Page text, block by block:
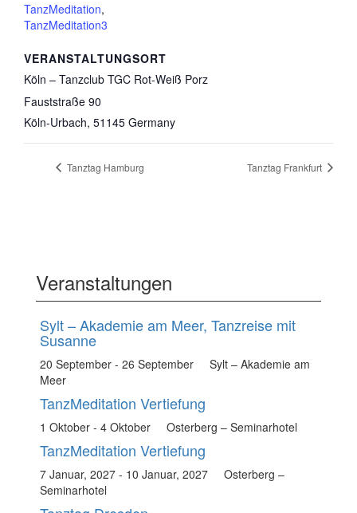
TanzMeditation,
TanzMeditation3
VERANSTALTUNGSORT
Köln – Tanzclub TGC Rot-Weiß Porz
Fauststraße 90
Köln-Urbach, 51145 Germany
Tanztag Hamburg Tanztag Frankfurt
Veranstaltungen
Sylt – Akademie am Meer, Tanzreise mit
Susanne
20 September - 26 September
Sylt – Akademie am
Meer
TanzMeditation Vertiefung
1 Oktober - 4 Oktober Osterberg – Seminarhotel
TanzMeditation Vertiefung
7 Januar, 2027 - 10 Januar, 2027
Osterberg –
Seminarhotel